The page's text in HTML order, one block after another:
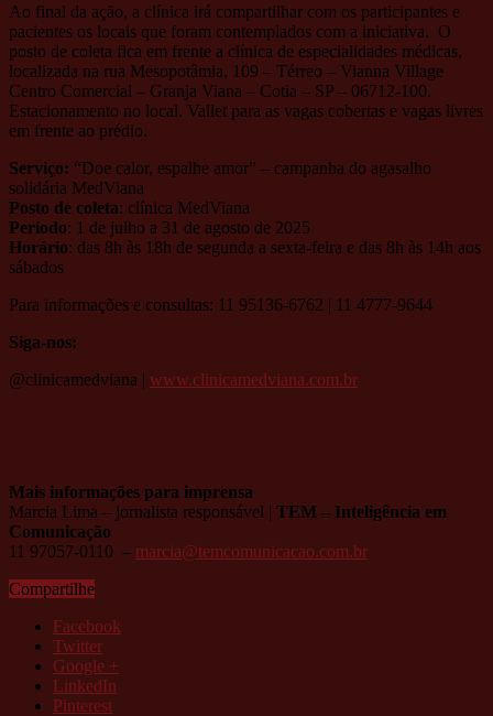
Ao final da ação, a clínica irá compartilhar com os participantes e
pacientes os locais que foram contemplados com a iniciativa. O
posto de coleta fica em frente a clínica de especialidades médicas,
localizada na rua Mesopotâmia, 109 – Térreo – Vianna Village
Centro Comercial – Granja Viana – Cotia – SP – 06712-100.
Estacionamento no local. Vallet para as vagas cobertas e vagas livres
em frente ao prédio.
Serviço: “Doe calor, espalhe amor” – campanha do agasalho
solidária MedViana
Posto de coleta: clínica MedViana
Período: 1 de julho a 31 de agosto de 2025
Horário: das 8h às 18h de segunda a sexta-feira e das 8h às 14h aos
sábados
Para informações e consultas: 11 95136-6762 | 11 4777-9644
Siga-nos:
@clinicamedviana | www.clinicamedviana.com.br
Mais informações para imprensa
Marcia Lima – jornalista responsável | TEM – Inteligência em
Comunicação
11 97057-0110 – marcia@temcomunicacao.com.br
Compartilhe
Facebook
Twitter
Google +
LinkedIn
Pinterest